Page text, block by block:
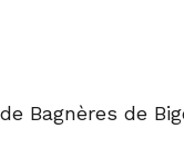
Bagnères de